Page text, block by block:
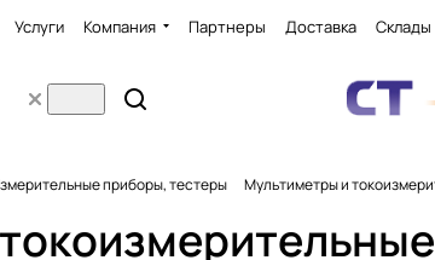
Услуги Компания Партнеры Доставка Склады
приборы, тестеры Мультиметры и